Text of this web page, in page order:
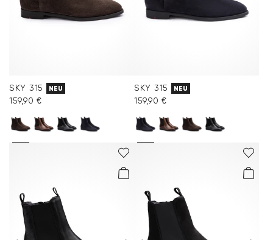
SKY 315 NEU
159,90 €
SKY 315 NEU
159,90 €